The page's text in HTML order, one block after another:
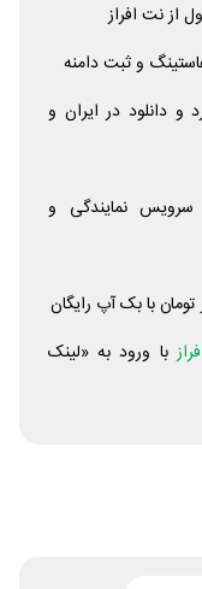
از نت افراز
و ثبت دامنه
دانلود در ایران و
سرویس نمایندگی و
با ورود به «لینک